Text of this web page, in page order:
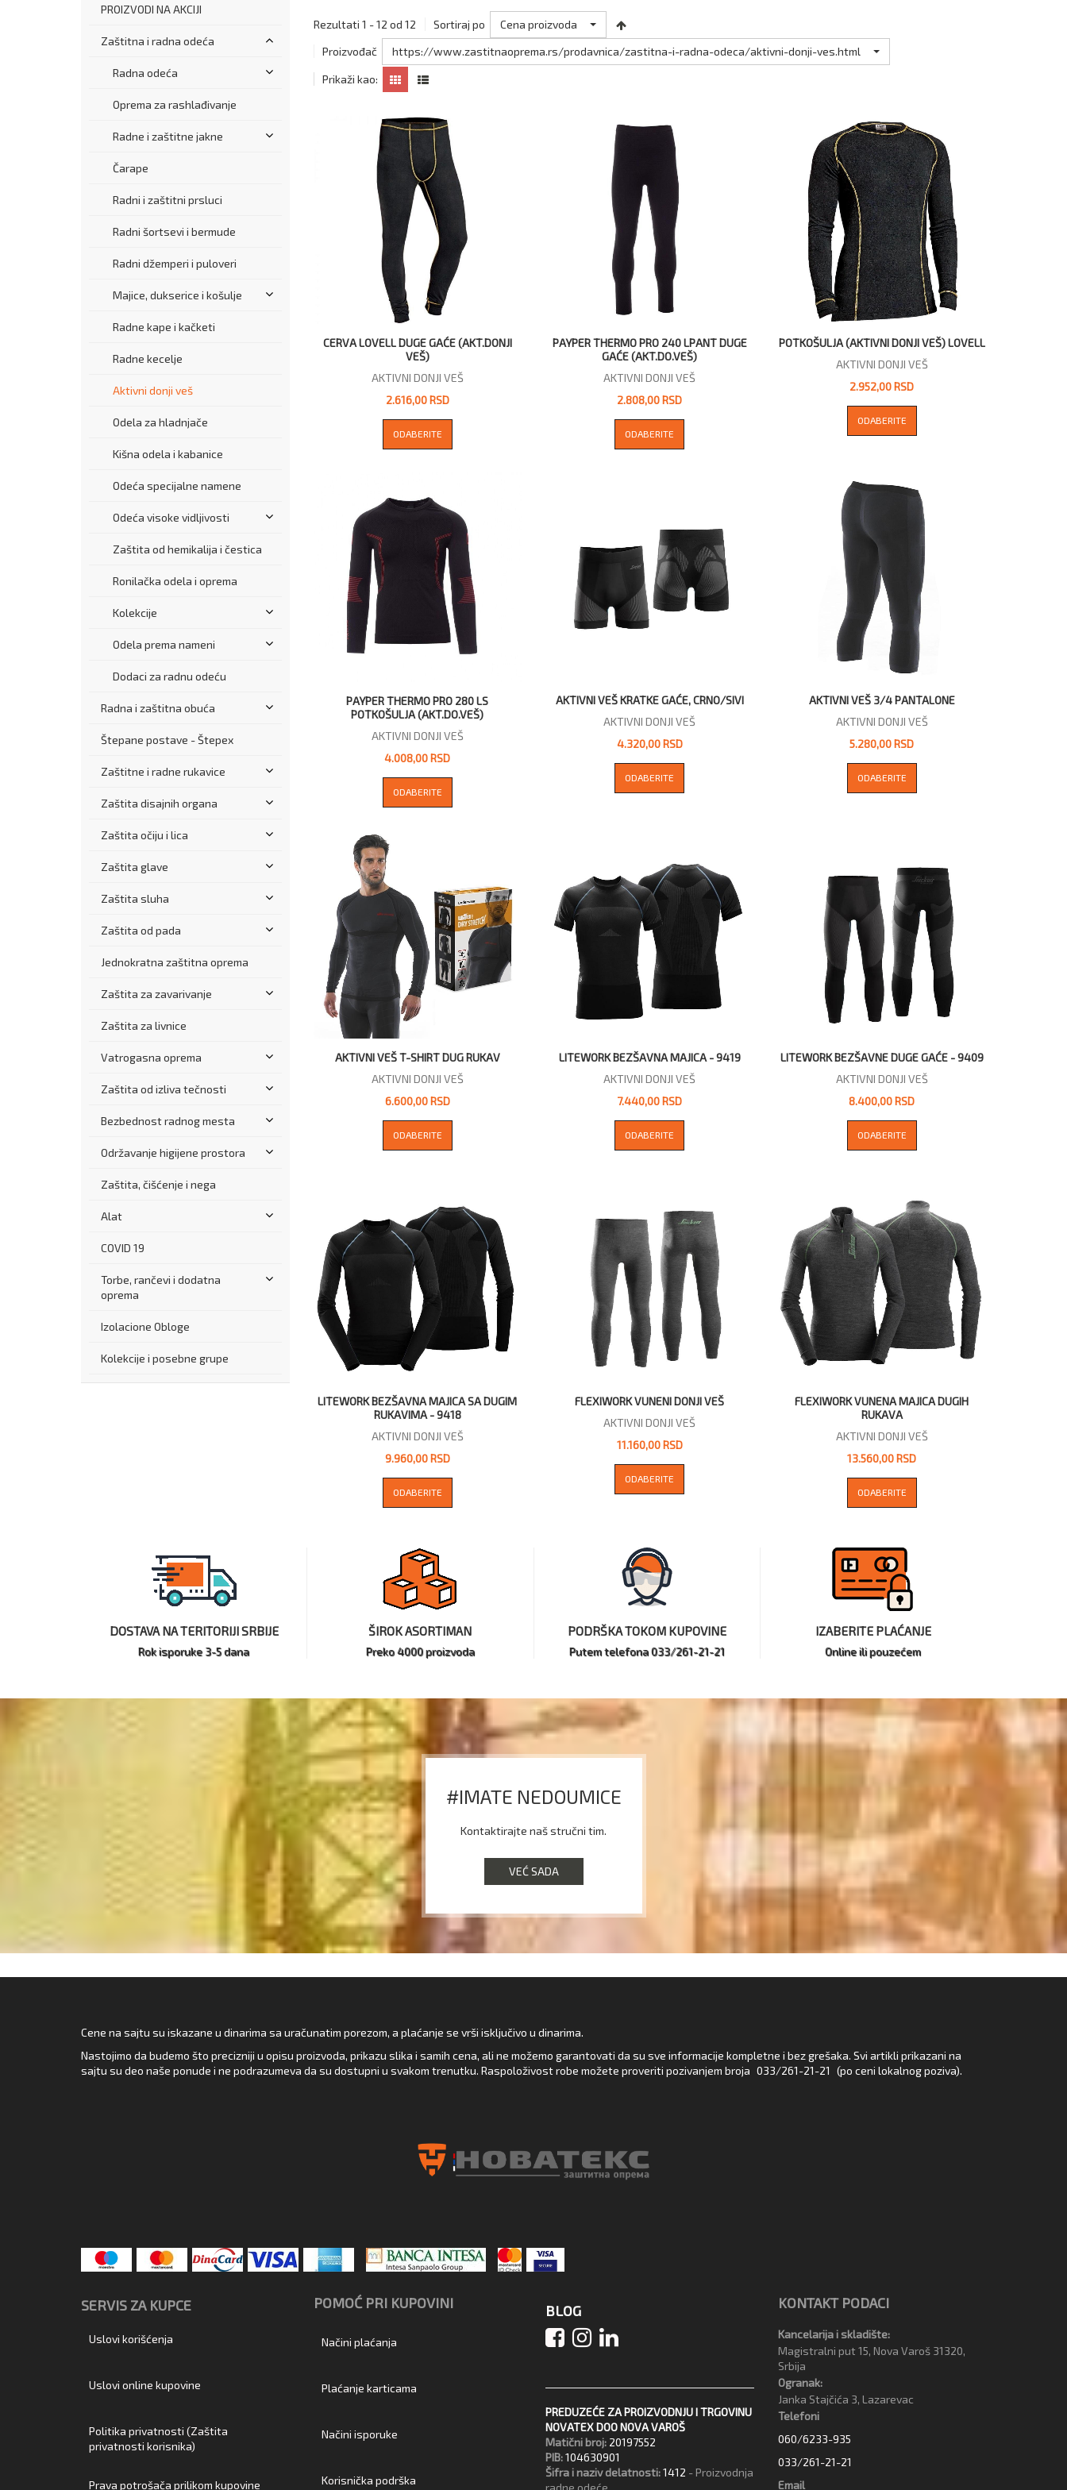
PROIZVODI NA AKCIJI
Zaštitna i radna odeća
Radna odeća
Oprema za rashlađivanje
Radne i zaštitne jakne
Čarape
Radni i zaštitni prsluci
Radni šortsevi i bermude
Radni džemperi i puloveri
Majice, dukserice i košulje
Radne kape i kačketi
Radne kecelje
Aktivni donji veš
Odela za hladnjače
Kišna odela i kabanice
Odeća specijalne namene
Odeća visoke vidljivosti
Zaštita od hemikalija i čestica
Ronilačka odela i oprema
Kolekcije
Odela prema nameni
Dodaci za radnu odeću
Radna i zaštitna obuća
Štepane postave - Štepex
Zaštitne i radne rukavice
Zaštita disajnih organa
Zaštita očiju i lica
Zaštita glave
Zaštita sluha
Zaštita od pada
Jednokratna zaštitna oprema
Zaštita za zavarivanje
Zaštita za livnice
Vatrogasna oprema
Zaštita od izliva tečnosti
Bezbednost radnog mesta
Održavanje higijene prostora
Zaštita, čišćenje i nega
Alat
COVID 19
Torbe, rančevi i dodatna
oprema
Izolacione Obloge
Kolekcije i posebne grupe
Rezultati 1 - 12 od 12 Sortiraj po Cena proizvoda
Proizvođač https://www.zastitnaoprema.rs/prodavnica/zastitna-i-radna-odeca/aktivni-donji-ves.html
Prikaži kao:
CERVA LOVELL DUGE GAĆE (AKT.DONJI
VEŠ)
AKTIVNI DONJI VEŠ
2.616,00 RSD
ODABERITE
PAYPER THERMO PRO 240 LPANT DUGE
GAĆE (AKT.DO.VEŠ)
AKTIVNI DONJI VEŠ
2.808,00 RSD
ODABERITE
POTKOŠULJA (AKTIVNI DONJI VEŠ) LOVELL
AKTIVNI DONJI VEŠ
2.952,00 RSD
ODABERITE
PAYPER THERMO PRO 280 LS
POTKOŠULJA (AKT.DO.VEŠ)
AKTIVNI DONJI VEŠ
4.008,00 RSD
ODABERITE
AKTIVNI VEŠ KRATKE GAĆE, CRNO/SIVI
AKTIVNI DONJI VEŠ
4.320,00 RSD
ODABERITE
AKTIVNI VEŠ 3/4 PANTALONE
AKTIVNI DONJI VEŠ
5.280,00 RSD
ODABERITE
AKTIVNI VEŠ T-SHIRT DUG RUKAV
AKTIVNI DONJI VEŠ
6.600,00 RSD
ODABERITE
LITEWORK BEZŠAVNA MAJICA - 9419
AKTIVNI DONJI VEŠ
7.440,00 RSD
ODABERITE
LITEWORK BEZŠAVNE DUGE GAĆE - 9409
AKTIVNI DONJI VEŠ
8.400,00 RSD
ODABERITE
LITEWORK BEZŠAVNA MAJICA SA DUGIM
RUKAVIMA - 9418
AKTIVNI DONJI VEŠ
9.960,00 RSD
ODABERITE
FLEXIWORK VUNENI DONJI VEŠ
AKTIVNI DONJI VEŠ
11.160,00 RSD
ODABERITE
FLEXIWORK VUNENA MAJICA DUGIH
RUKAVA
AKTIVNI DONJI VEŠ
13.560,00 RSD
ODABERITE
DOSTAVA NA TERITORIJI SRBIJE
Rok isporuke 3-5 dana
ŠIROK ASORTIMAN
Preko 4000 proizvoda
PODRŠKA TOKOM KUPOVINE
Putem telefona 033/261-21-21
IZABERITE PLAĆANJE
Online ili pouzećem
#IMATE NEDOUMICE
Kontaktirajte naš stručni tim.
VEĆ SADA
Cene na sajtu su iskazane u dinarima sa uračunatim porezom, a plaćanje se vrši isključivo u dinarima.
Nastojimo da budemo što precizniji u opisu proizvoda, prikazu slika i samih cena, ali ne možemo garantovati da su sve informacije kompletne i bez grešaka. Svi artikli prikazani na
sajtu su deo naše ponude i ne podrazumeva da su dostupni u svakom trenutku. Raspoloživost robe možete proveriti pozivanjem broja 033/261-21-21 (po ceni lokalnog poziva).
SERVIS ZA KUPCE
Uslovi korišćenja
Uslovi online kupovine
Politika privatnosti (Zaštita
privatnosti korisnika)
Prava potrošača prilikom kupovine
POMOĆ PRI KUPOVINI
Načini plaćanja
Plaćanje karticama
Načini isporuke
Korisnička podrška
BLOG
PREDUZEĆE ZA PROIZVODNJU I TRGOVINU
NOVATEX DOO NOVA VAROŠ
Matični broj: 20197552
PIB:104630901
Šifra i naziv delatnosti:1412 - Proizvodnja
radne odeće
KONTAKT PODACI
Kancelarija i skladište:
Magistralni put 15, Nova Varoš 31320,
Srbija
Ogranak:
Janka Stajčića 3, Lazarevac
Telefoni
060/6233-935
033/261-21-21
Email